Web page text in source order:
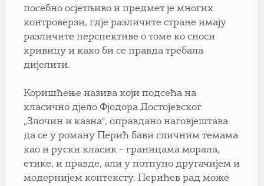
посебно осјетљиво и предмет је многих
контроверзи, гдје различите стране имају
различите перспективе о томе ко сноси
кривицу и како би се правда требала
дијелити.
Коришћење назива који подсећа на
класично дјело Фјодора Достојевског
„Злочин и казна“, оправдано наговјештава
да се у роману Перић бави сличним темама
као и руски класик – границама морала,
етике, и правде, али у потпуно другачијем и
модернијем контексту. Перићев рад може